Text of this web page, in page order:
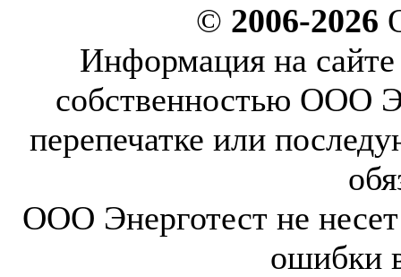
© 2006-2026
Информация на сайте
собственностью ООО
перепечатке или
ООО Энерготест не несет
ошибки